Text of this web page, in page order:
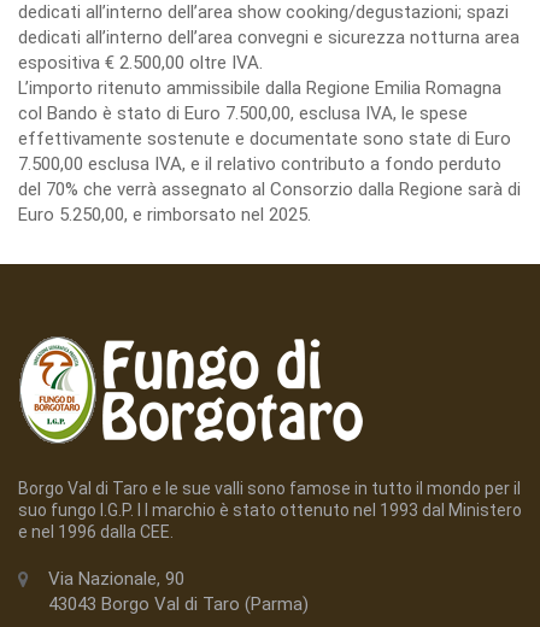
dedicati all’interno dell’area show cooking/degustazioni; spazi
dedicati all’interno dell’area convegni e sicurezza notturna area
espositiva € 2.500,00 oltre IVA.
L’importo ritenuto ammissibile dalla Regione Emilia Romagna
col Bando è stato di Euro 7.500,00, esclusa IVA, le spese
effettivamente sostenute e documentate sono state di Euro
7.500,00 esclusa IVA, e il relativo contributo a fondo perduto
del 70% che verrà assegnato al Consorzio dalla Regione sarà di
Euro 5.250,00, e rimborsato nel 2025.
Borgo Val di Taro e le sue valli sono famose in tutto il mondo per il
suo fungo I.G.P. I l marchio è stato ottenuto nel 1993 dal Ministero
e nel 1996 dalla CEE.
Via Nazionale, 90
43043 Borgo Val di Taro (Parma)